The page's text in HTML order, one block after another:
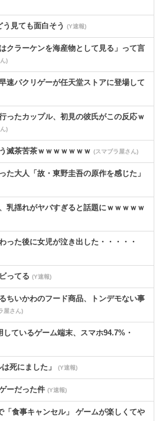
う見ても面白そう (Y速報)
クラーケンを海産物として見る」って言
)
速パクリゲーが任天堂ストアに登場して
ったカップル、初見の彼氏がこの反応ｗ
)
滅茶苦茶ｗｗｗｗｗｗｗ (スマブラ屋さん)
た大人「故・東野圭吾の原作を感じた」
乳揺れがヤバすぎると話題にｗｗｗｗｗ
った後に女児が泣き出した・・・・・
ってる (Y速報)
ちいかわのフード商品、トンデモない事
屋さん)
ているゲーム端末、スマホ94.7%・
死にました」 (Y速報)
ーだった件 (Y速報)
「食事キャンセル」 ゲームが楽しくてや